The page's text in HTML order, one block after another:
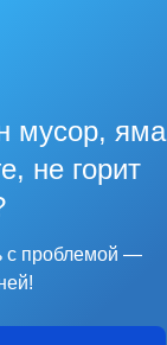
мусор, яма
не горит
с проблемой —